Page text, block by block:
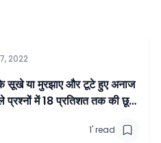
2022
सूखे या मुरझाए और टूटे हुए अनाज
प्रश्नों में 18 प्रतिशत तक की छूट
1'read